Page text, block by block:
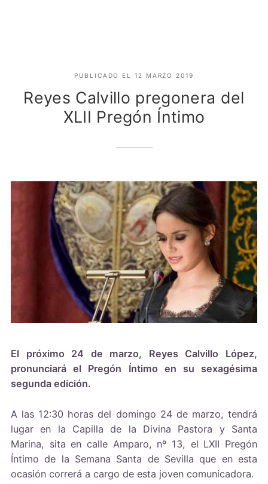
PUBLICADO EL 12 MARZO 2019
Reyes Calvillo pregonera del
XLII Pregón Íntimo
El próximo 24 de marzo, Reyes Calvillo López,
pronunciará el Pregón Íntimo en su sexagésima
segunda edición.
A las 12:30 horas del domingo 24 de marzo, tendrá
lugar en la Capilla de la Divina Pastora y Santa
Marina, sita en calle Amparo, nº 13, el LXII Pregón
Íntimo de la Semana Santa de Sevilla que en esta
ocasión correrá a cargo de esta joven comunicadora.
Asociación
Asociación y Junta Directiva
Solicitud de Ingreso
El Pregón
Fotos